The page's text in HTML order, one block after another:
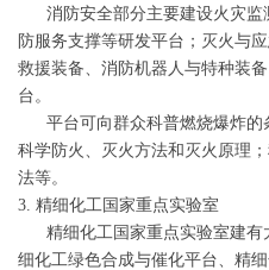
消防安全部分主要建设火灾监
防服务支撑等研发平台；灭火与
救援装备、消防机器人与特种装
台。
平台可向群众科普燃烧爆炸的
科学防火、灭火方法和灭火原理
法等。
3. 精细化工国家重点实验室
精细化工国家重点实验室建有
细化工绿色合成与催化平台、精